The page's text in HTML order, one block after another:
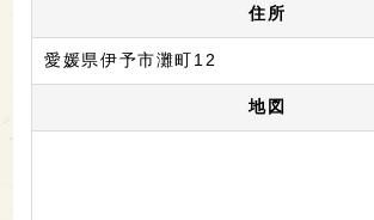
住所
愛媛県伊予市灘町12
地図